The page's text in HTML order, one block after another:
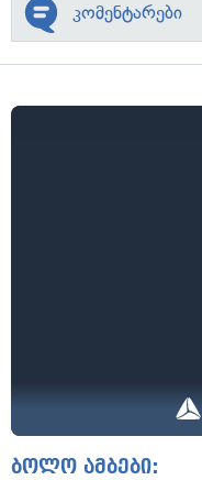
კომენტარები
ბოლო ამბები: